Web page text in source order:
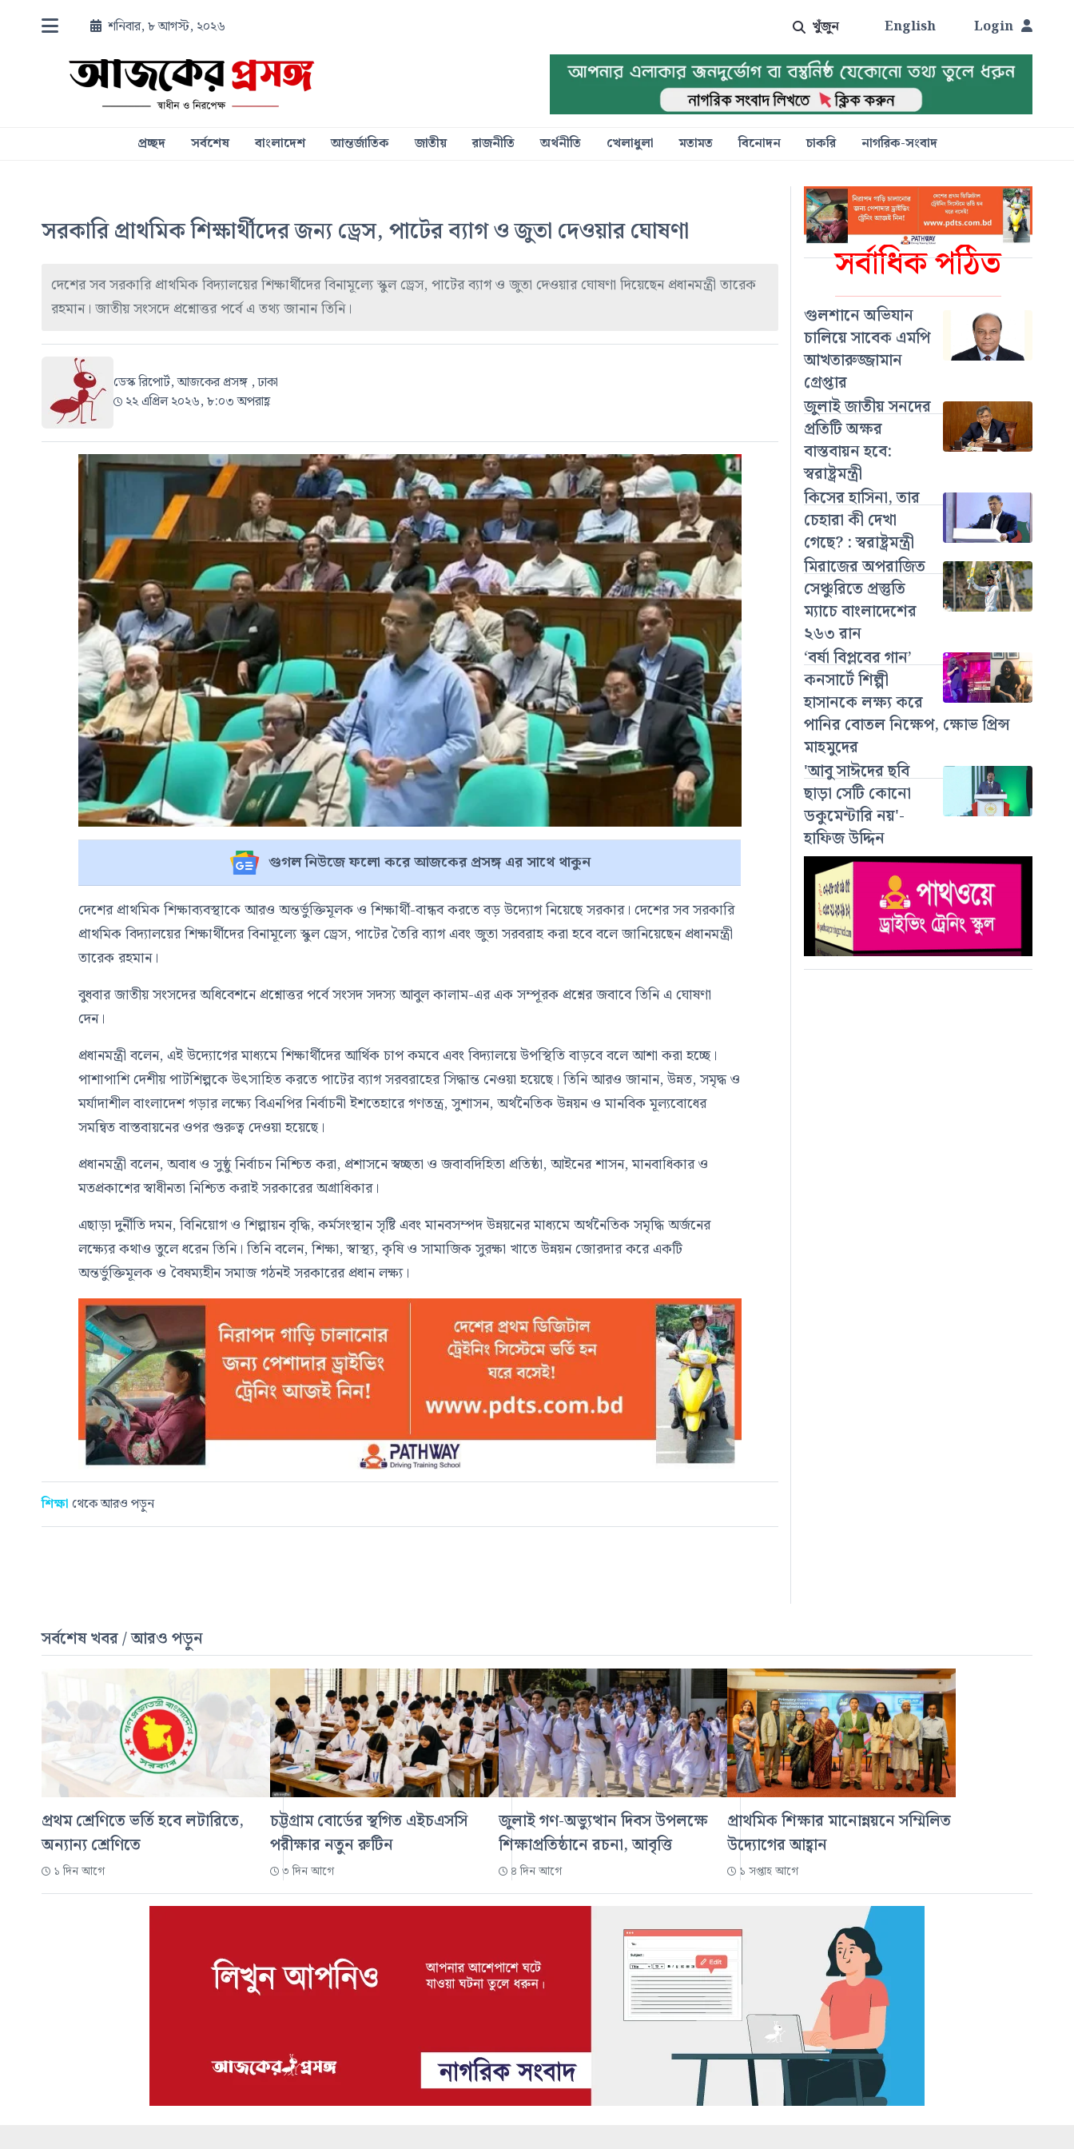
শনিবার, ৮ আগস্ট, ২০২৬ খুঁজুন English Login
প্রচ্ছদ সর্বশেষ বাংলাদেশ আন্তর্জাতিক জাতীয় রাজনীতি অর্থনীতি খেলাধুলা মতামত বিনোদন চাকরি নাগরিক-সংবাদ
সর্বাধিক পঠিত
গুলশানে অভিযান
চালিয়ে সাবেক এমপি
আখতারুজ্জামান
গ্রেপ্তার
জুলাই জাতীয় সনদের
প্রতিটি অক্ষর
বাস্তবায়ন হবে:
স্বরাষ্ট্রমন্ত্রী
কিসের হাসিনা, তার
চেহারা কী দেখা
গেছে? : স্বরাষ্ট্রমন্ত্রী
মিরাজের অপরাজিত
সেঞ্চুরিতে প্রস্তুতি
ম্যাচে বাংলাদেশের
২৬৩ রান
‘বর্ষা বিপ্লবের গান’
কনসার্টে শিল্পী
হাসানকে লক্ষ্য করে
পানির বোতল নিক্ষেপ, ক্ষোভ প্রিন্স
মাহমুদের
'আবু সাঈদের ছবি
ছাড়া সেটি কোনো
ডকুমেন্টারি নয়'-
হাফিজ উদ্দিন
সরকারি প্রাথমিক শিক্ষার্থীদের জন্য ড্রেস, পাটের ব্যাগ ও জুতা দেওয়ার ঘোষণা
দেশের সব সরকারি প্রাথমিক বিদ্যালয়ের শিক্ষার্থীদের বিনামূল্যে স্কুল ড্রেস, পাটের ব্যাগ ও জুতা দেওয়ার ঘোষণা দিয়েছেন প্রধানমন্ত্রী তারেক
রহমান। জাতীয় সংসদে প্রশ্নোত্তর পর্বে এ তথ্য জানান তিনি।
ডেস্ক রিপোর্ট, আজকের প্রসঙ্গ , ঢাকা
২২ এপ্রিল ২০২৬, ৮:০৩ অপরাহ্ণ
গুগল নিউজে ফলো করে আজকের প্রসঙ্গ এর সাথে থাকুন
দেশের প্রাথমিক শিক্ষাব্যবস্থাকে আরও অন্তর্ভুক্তিমূলক ও শিক্ষার্থী-বান্ধব করতে বড় উদ্যোগ নিয়েছে সরকার। দেশের সব সরকারি
প্রাথমিক বিদ্যালয়ের শিক্ষার্থীদের বিনামূল্যে স্কুল ড্রেস, পাটের তৈরি ব্যাগ এবং জুতা সরবরাহ করা হবে বলে জানিয়েছেন প্রধানমন্ত্রী
তারেক রহমান।
বুধবার জাতীয় সংসদের অধিবেশনে প্রশ্নোত্তর পর্বে সংসদ সদস্যআবুল কালাম-এর এক সম্পূরক প্রশ্নের জবাবে তিনি এ ঘোষণা
দেন।
প্রধানমন্ত্রী বলেন, এই উদ্যোগের মাধ্যমে শিক্ষার্থীদের আর্থিক চাপ কমবে এবং বিদ্যালয়ে উপস্থিতি বাড়বে বলে আশা করা হচ্ছে।
পাশাপাশি দেশীয় পাটশিল্পকে উৎসাহিত করতে পাটের ব্যাগ সরবরাহের সিদ্ধান্ত নেওয়া হয়েছে। তিনি আরও জানান, উন্নত, সমৃদ্ধ ও
মর্যাদাশীল বাংলাদেশ গড়ার লক্ষ্যে বিএনপির নির্বাচনী ইশতেহারে গণতন্ত্র, সুশাসন, অর্থনৈতিক উন্নয়ন ও মানবিক মূল্যবোধের
সমন্বিত বাস্তবায়নের ওপর গুরুত্ব দেওয়া হয়েছে।
প্রধানমন্ত্রী বলেন, অবাধ ও সুষ্ঠু নির্বাচন নিশ্চিত করা, প্রশাসনে স্বচ্ছতা ও জবাবদিহিতা প্রতিষ্ঠা, আইনের শাসন, মানবাধিকার ও
মতপ্রকাশের স্বাধীনতা নিশ্চিত করাই সরকারের অগ্রাধিকার।
এছাড়া দুর্নীতি দমন, বিনিয়োগ ও শিল্পায়ন বৃদ্ধি, কর্মসংস্থান সৃষ্টি এবং মানবসম্পদ উন্নয়নের মাধ্যমে অর্থনৈতিক সমৃদ্ধি অর্জনের
লক্ষ্যের কথাও তুলে ধরেন তিনি। তিনি বলেন, শিক্ষা, স্বাস্থ্য, কৃষি ও সামাজিক সুরক্ষা খাতে উন্নয়ন জোরদার করে একটি
অন্তর্ভুক্তিমূলক ও বৈষম্যহীন সমাজ গঠনই সরকারের প্রধান লক্ষ্য।
শিক্ষা থেকে আরও পড়ুন
সর্বশেষ খবর / আরও পড়ুন
প্রথম শ্রেণিতে ভর্তি হবে লটারিতে,
অন্যান্য শ্রেণিতে
১ দিন আগে
চট্টগ্রাম বোর্ডের স্থগিত এইচএসসি
পরীক্ষার নতুন রুটিন
৩ দিন আগে
জুলাই গণ-অভ্যুত্থান দিবস উপলক্ষে
শিক্ষাপ্রতিষ্ঠানে রচনা, আবৃত্তি
৪ দিন আগে
প্রাথমিক শিক্ষার মানোন্নয়নে সম্মিলিত
উদ্যোগের আহ্বান
১ সপ্তাহ আগে